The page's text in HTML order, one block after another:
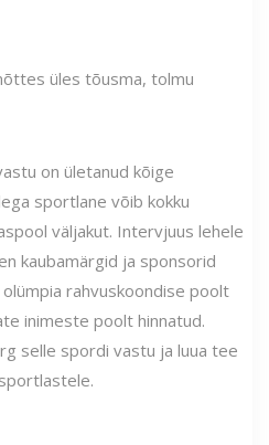
üles tõusma, tolmu
on ületanud kõige
sportlane võib kokku
väljakut. Intervjuus lehele
kaubamärgid ja sponsorid
rahvuskoondise poolt
inimeste poolt hinnatud.
selle spordi vastu ja luua tee